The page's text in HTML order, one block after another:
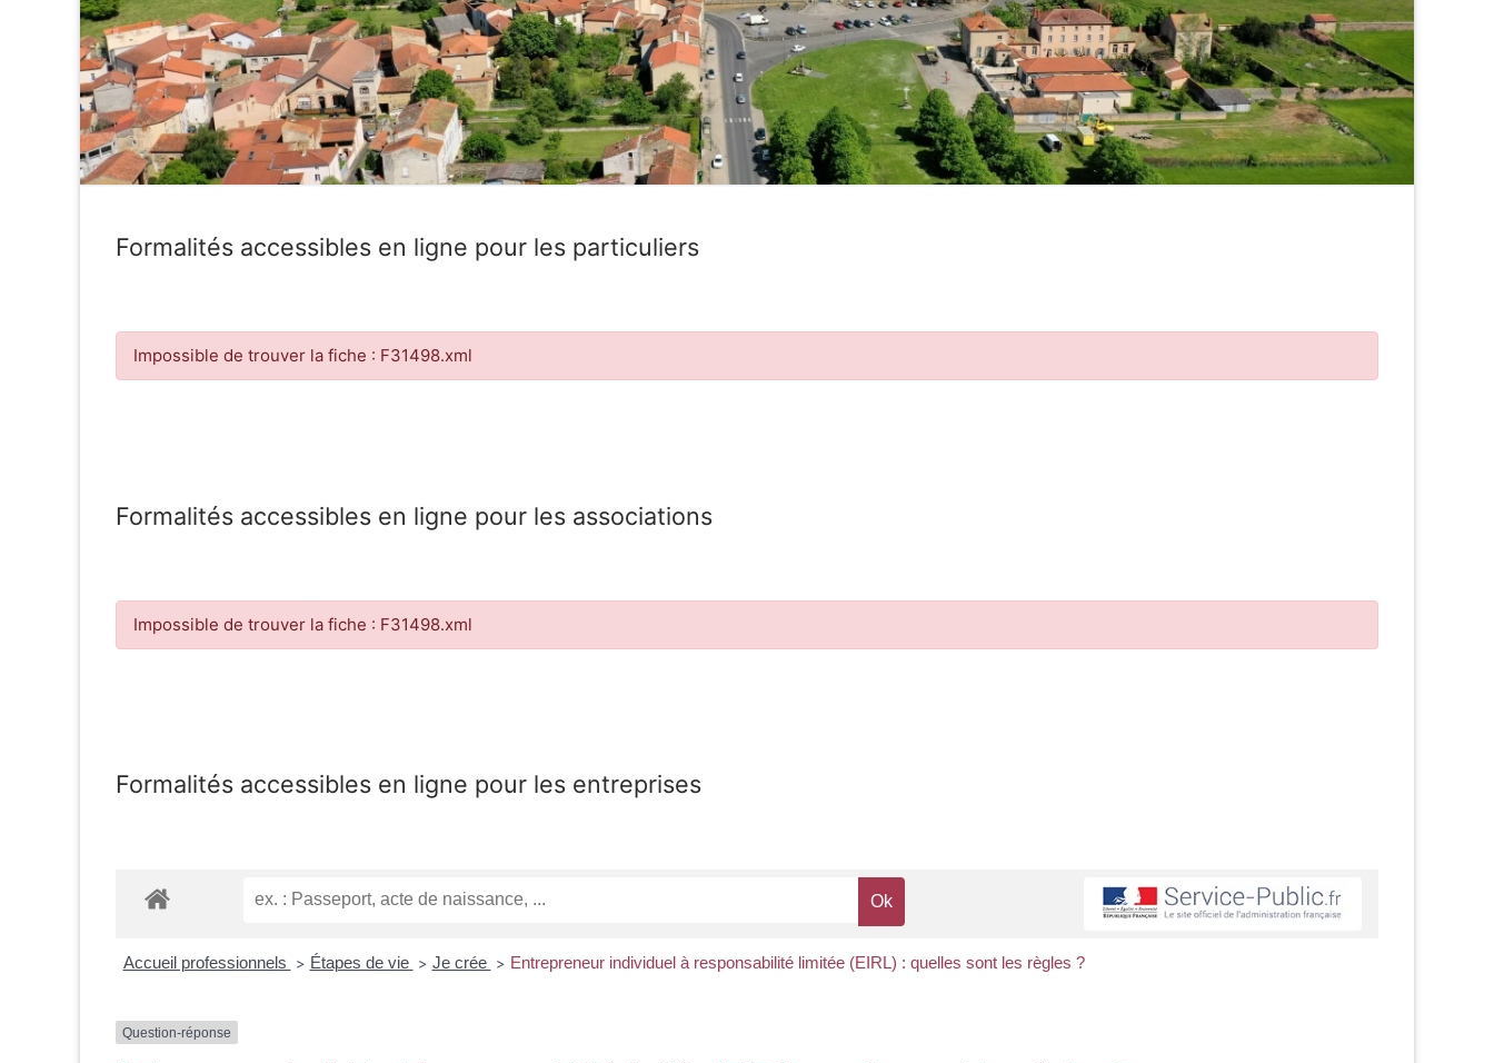
Formalités accessibles en ligne pour les particuliers
Impossible de trouver la fiche : F31498.xml
Formalités accessibles en ligne pour les associations
Impossible de trouver la fiche : F31498.xml
Formalités accessibles en ligne pour les entreprises
Accueil professionnels > Étapes de vie > Je crée > Entrepreneur individuel à responsabilité limitée (EIRL) : quelles sont les règles ?
Question-réponse